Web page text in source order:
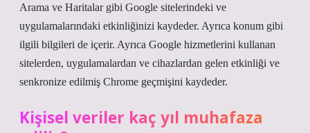
Arama ve Haritalar gibi Google sitelerindeki ve
uygulamalarındaki etkinliğinizi kaydeder. Ayrıca konum gibi
ilgili bilgileri de içerir. Ayrıca Google hizmetlerini kullanan
sitelerden, uygulamalardan ve cihazlardan gelen etkinliği ve
senkronize edilmiş Chrome geçmişini kaydeder.
Kişisel veriler kaç yıl muhafaza